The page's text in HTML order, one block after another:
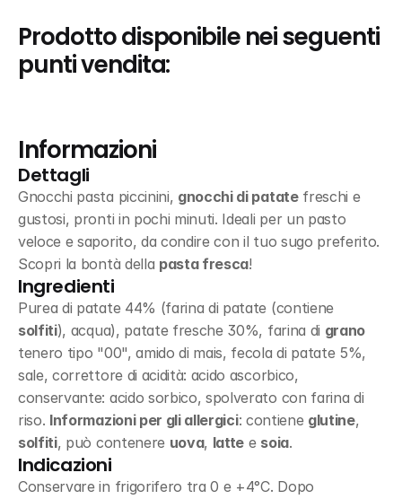
Prodotto disponibile nei seguenti
punti vendita:
Informazioni
Dettagli
Gnocchi pasta piccinini, gnocchi di patate freschi e
gustosi, pronti in pochi minuti. Ideali per un pasto
veloce e saporito, da condire con il tuo sugo preferito.
Scopri la bontà della pasta fresca!
Ingredienti
Purea di patate 44% (farina di patate (contiene
solfiti), acqua), patate fresche 30%, farina di grano
tenero tipo "00", amido di mais, fecola di patate 5%,
sale, correttore di acidità: acido ascorbico,
conservante: acido sorbico, spolverato con farina di
riso. Informazioni per gli allergici: contiene glutine
solfiti, può contenere uova, latte e soia.
Indicazioni
Conservare in frigorifero tra 0 e +4°C. Dopo